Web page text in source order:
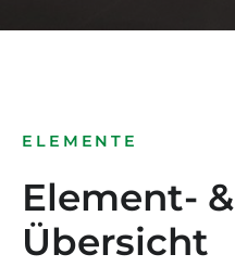
ELEMENTE
Element-
Übersicht